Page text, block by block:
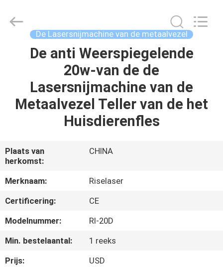
HUIS
PRODUCTEN
OVER
ONS
FABRIEKSRONDLEIDING
KWALITEITSCONTROLE
Technology
De Lasersnijmachine van de metaalvezel
De anti Weerspiegelende
20w-van de de
Lasersnijmachine van de
Metaalvezel Teller van de het
Huisdierenfles
Plaats van
herkomst:
CHINA
Merknaam:
Riselaser
Certificering:
CE
Modelnummer:
Rl-20D
Min. bestelaantal:
1 reeks
Prijs:
USD